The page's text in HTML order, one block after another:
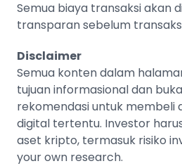
Semua biaya transaksi akan
transparan sebelum
Disclaimer
Semua konten dalam
tujuan informasional dan
rekomendasi untuk membeli
digital tertentu. Investor
aset kripto, termasuk risiko
your own research.